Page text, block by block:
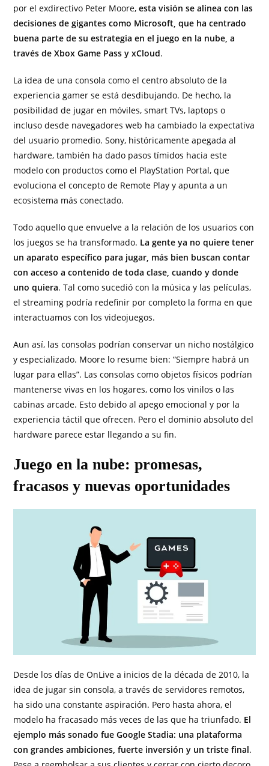
por el exdirectivo Peter Moore,esta visión se alinea con las
decisiones de gigantes como Microsoft, que ha centrado
buena parte de su estrategia en el juego en la nube, a
través de Xbox Game Pass y xCloud.
La idea de una consola como el centro absoluto de la
experiencia gamer se está desdibujando. De hecho, la
posibilidad de jugar en móviles, smart TVs, laptops o
incluso desde navegadores web ha cambiado la expectativa
del usuario promedio. Sony, históricamente apegada al
hardware, también ha dado pasos tímidos hacia este
modelo con productos como el PlayStation Portal, que
evoluciona el concepto de Remote Play y apunta a un
ecosistema más conectado.
Todo aquello que envuelve a la relación de los usuarios con
los juegos se ha transformado. La gente ya no quiere tener
un aparato específico para jugar, más bien buscan contar
con acceso a contenido de toda clase, cuando y donde
uno quiera. Tal como sucedió con la música y las películas,
el streaming podría redefinir por completo la forma en que
interactuamos con los videojuegos.
Aun así, las consolas podrían conservar un nicho nostálgico
y especializado. Moore lo resume bien: “Siempre habrá un
lugar para ellas”. Las consolas como objetos físicos podrían
mantenerse vivas en los hogares, como los vinilos o las
cabinas arcade. Esto debido al apego emocional y por la
experiencia táctil que ofrecen. Pero el dominio absoluto del
hardware parece estar llegando a su fin.
Juego en la nube: promesas,
fracasos y nuevas oportunidades
Desde los días de OnLive a inicios de la década de 2010, la
idea de jugar sin consola, a través de servidores remotos,
ha sido una constante aspiración. Pero hasta ahora, el
modelo ha fracasado más veces de las que ha triunfado. El
ejemplo más sonado fue Google Stadia: una plataforma
con grandes ambiciones, fuerte inversión y un triste final.